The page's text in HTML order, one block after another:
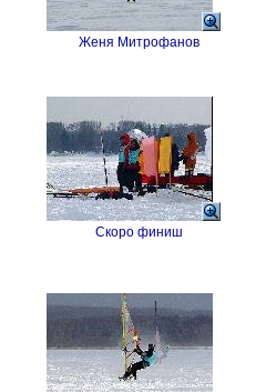
Женя Митрофанов
Скоро финиш